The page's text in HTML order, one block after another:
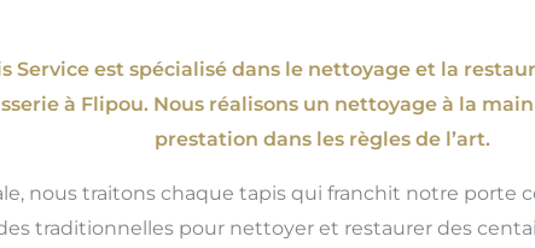
Service est spécialisé dans le nettoyage et la
à Flipou. Nous réalisons un nettoyage à la
prestation dans les règles de l’art.
nous traitons chaque tapis qui franchit notre porte
traditionnelles pour nettoyer et restaurer des